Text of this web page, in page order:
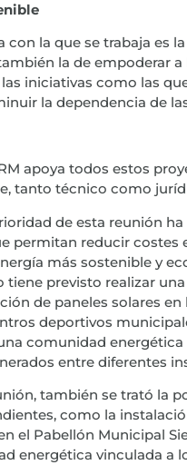
con la que se trabaja es
la de empoderar
las iniciativas como las
la dependencia de
apoya todos estos
tanto técnico como
de esta reunión
permitan reducir costes
más sostenible y
previsto realizar
de paneles solares
deportivos
comunidad
entre diferentes
también se trató la
como la
el Pabellón Municipal
energética vinculada a